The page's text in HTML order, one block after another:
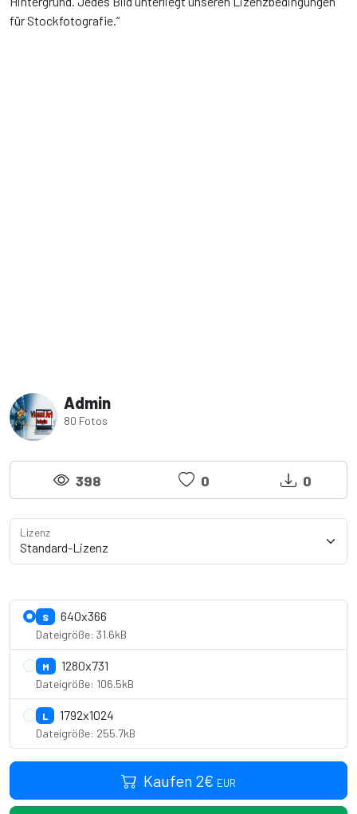
für Stockfotografie.“
Admin
80 Fotos
398 0 0
Lizenz
S 640x366
Dateigröße: 31.6kB
M 1280x731
Dateigröße: 106.5kB
L 1792x1024
Dateigröße: 255.7kB
Kaufen 2€ EUR